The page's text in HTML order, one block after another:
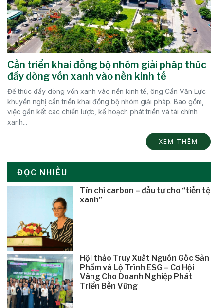
Cần triển khai đồng bộ nhóm giải pháp thúc
đẩy dòng vốn xanh vào nền kinh tế
Để thúc đẩy dòng vốn xanh vào nền kinh tế, ông Cấn Văn Lực
khuyến nghị cần triển khai đồng bộ nhóm giải pháp. Bao gồm,
việc gắn kết các chiến lược, kế hoạch phát triển và tài chính
xanh...
XEM THÊM
ĐỌC NHIỀU
Tín chỉ carbon – đầu tư cho “tiền tệ
xanh”
Hội thảo Truy Xuất Nguồn Gốc Sản
Phẩm và Lộ Trình ESG – Cơ Hội
Vàng Cho Doanh Nghiệp Phát
Triển Bền Vững